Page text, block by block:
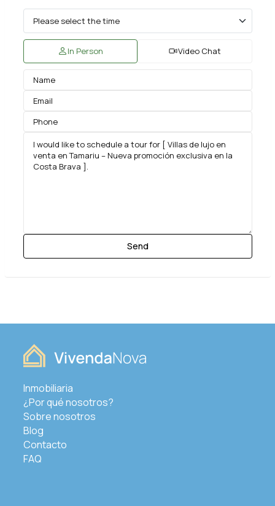
In Person Video Chat
Inmobiliaria
¿Por qué nosotros?
Sobre nosotros
Blog
Contacto
FAQ